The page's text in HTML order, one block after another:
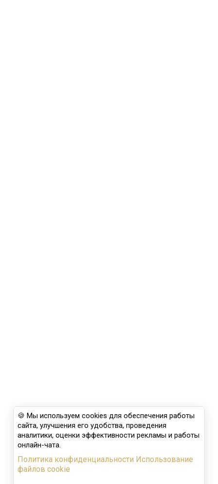
🍪 Мы используем cookies для обеспечения работы
сайта, улучшения его удобства, проведения
аналитики, оценки эффективности рекламы и работы
онлайн-чата.
Политика конфиденциальности Использование
файлов cookie